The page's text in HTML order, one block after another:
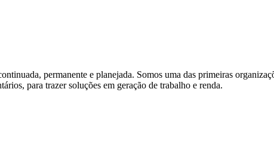
permanente e planejada. Somos uma das primeiras
para trazer soluções em geração de trabalho e renda.